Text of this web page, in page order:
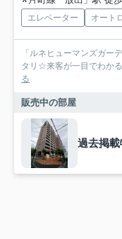
エレベーター オート
「ルネヒューマンズガー
タリ☆来客が一目でわか
る
販売中の部屋
過去掲